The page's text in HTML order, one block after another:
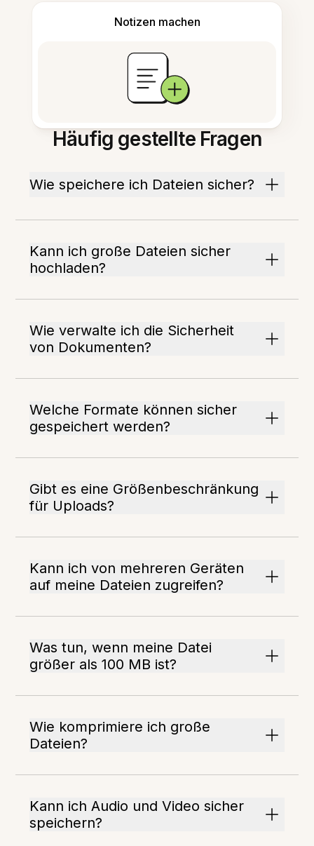
Notizen machen
Häufig gestellte Fragen
Wie speichere ich Dateien sicher?
Kann ich große Dateien sicher
hochladen?
Wie verwalte ich die Sicherheit
von Dokumenten?
Welche Formate können sicher
gespeichert werden?
Gibt es eine Größenbeschränkung
für Uploads?
Kann ich von mehreren Geräten
auf meine Dateien zugreifen?
Was tun, wenn meine Datei
größer als 100 MB ist?
Wie komprimiere ich große
Dateien?
Kann ich Audio und Video sicher
speichern?